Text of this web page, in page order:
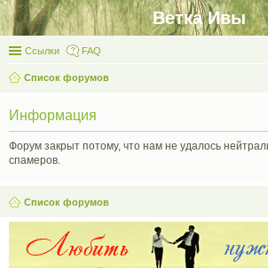
Ветка Ивы
Ссылки FAQ
Список форумов
Информация
Форум закрыт потому, что нам не удалось
спамеров.
Список форумов